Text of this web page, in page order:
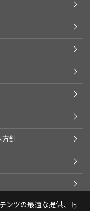
針
ンツの最適な提供、ト